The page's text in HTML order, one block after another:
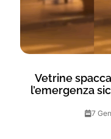
Vetrine
l’emergenza
7